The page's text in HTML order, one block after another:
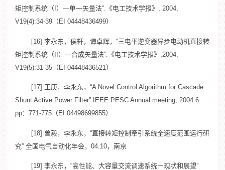
矩控制系统（I）—单一矢量法”.《电工技术学报》, 2004,
V19(4):34-39（EI 04448436499）
[16] 李永东，侯轩，谭卓辉，“三电平逆变器异步电动机直接转
矩控制系统（II）—合成矢量法”.《电工技术学报》,2004,
V19(5):31-35（EI 04448436521）
[17] 王庚，李永东，“A Novel Control Algorithm for Cascade
Shunt Active Power Filter” IEEE PESC Annual meeting, 2004.6
pp：771-775（EI 04498699855）
[18] 曾毅，李永东，“直接转矩控制牵引系统全速度范围运行研
究” 全国电气自动化年会，04.10，南京
[19] 李永东，“高性能、大容量交流调速系统－现状和展望”